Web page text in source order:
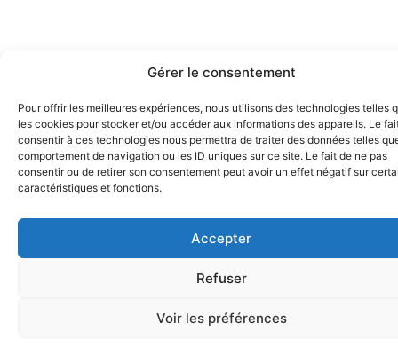
Gérer le consentement
Pour offrir les meilleures expériences, nous utilisons des technologies telles
les cookies pour stocker et/ou accéder aux informations des appareils. Le
consentir à ces technologies nous permettra de traiter des données telles
comportement de navigation ou les ID uniques sur ce site. Le fait de ne pas
consentir ou de retirer son consentement peut avoir un effet négatif sur
caractéristiques et fonctions.
Accepter
Refuser
Voir les préférences